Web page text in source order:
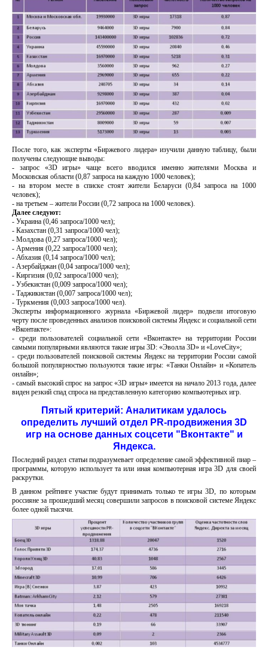
После того, как эксперты «Биржевого лидера» изучили данную таблицу, были
получены следующие выводы:
- запрос «3D игры» чаще всего вводился именно жителями Москва и
Московская области (0,87 запроса на каждую 1000 человек);
- на втором месте в списке стоят жители Беларуси (0,84 запроса на 1000
человек);
- на третьем – жители России (0,72 запроса на 1000 человек).
Далее следуют:
- Украина (0,46 запроса/1000 чел);
- Казахстан (0,31 запроса/1000 чел);
- Молдова (0,27 запроса/1000 чел);
- Армения (0,22 запроса/1000 чел);
- Абхазия (0,14 запроса/1000 чел);
- Азербайджан (0,04 запроса/1000 чел);
- Киргизия (0,02 запроса/1000 чел);
- Узбекистан (0,009 запроса/1000 чел);
- Таджикистан (0,007 запроса/1000 чел);
- Туркмения (0,003 запроса/1000 чел).
Эксперты информационного журнала «Биржевой лидер» подвели итоговую
черту после проведенных анализов поисковой системы Яндекс и социальной сети
«Вконтакте»:
- среди пользователей социальной сети «Вконтакте» на территории России
самыми популярными являются такие игры 3D: «Эволла 3D» и «LoveCity»;
- среди пользователей поисковой системы Яндекс на территории России самой
большой популярностью пользуются такие игры: «Танки Онлайн» и «Копатель
онлайн»;
- самый высокий спрос на запрос «3D игры» имеется на начало 2013 года, далее
виден резкий спад спроса на представленную категорию компьютерных игр.
Пятый критерий: Аналитикам удалось
определить лучший отдел PR-продвижения 3D
игр на основе данных соцсети "Вконтакте" и
Яндекса.
Последний раздел статьи подразумевает определение самой эффективной пиар –
программы, которую использует та или иная компьютерная игра 3D для своей
раскрутки.
В данном рейтинге участие будут принимать только те игры 3D, по которым
россияне за прошедший месяц совершили запросов в поисковой системе Яндекс
более одной тысячи.